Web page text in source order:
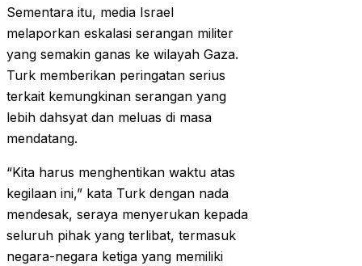
Sementara itu, media Israel
melaporkan eskalasi serangan militer
yang semakin ganas ke wilayah Gaza.
Turk memberikan peringatan serius
terkait kemungkinan serangan yang
lebih dahsyat dan meluas di masa
mendatang.
“Kita harus menghentikan waktu atas
kegilaan ini,” kata Turk dengan nada
mendesak, seraya menyerukan kepada
seluruh pihak yang terlibat, termasuk
negara-negara ketiga yang memiliki